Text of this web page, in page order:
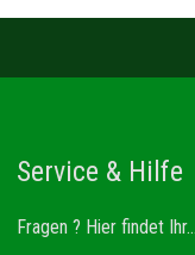
Service & Hilfe
Fragen ? Hier findet Ihr...